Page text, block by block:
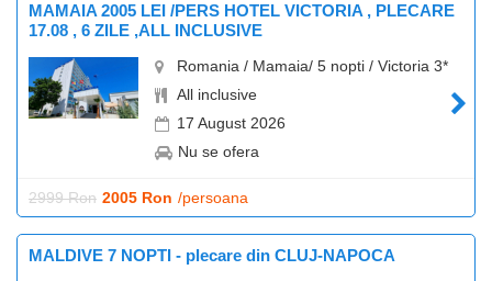
MAMAIA 2005 LEI /PERS HOTEL VICTORIA , PLECARE
17.08 , 6 ZILE ,ALL INCLUSIVE
Romania / Mamaia/ 5 nopti / Victoria 3*
All inclusive
17 August 2026
Nu se ofera
2999 Ron 2005 Ron /persoana
MALDIVE 7 NOPTI - plecare din CLUJ-NAPOCA